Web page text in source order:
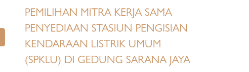
PEMILIHAN MITRA KERJA SAMA
PENYEDIAAN STASIUN PENGISIAN
KENDARAAN LISTRIK UMUM
(SPKLU) DI GEDUNG SARANA JAYA